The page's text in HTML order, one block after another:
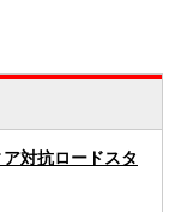
対抗ロードスタ